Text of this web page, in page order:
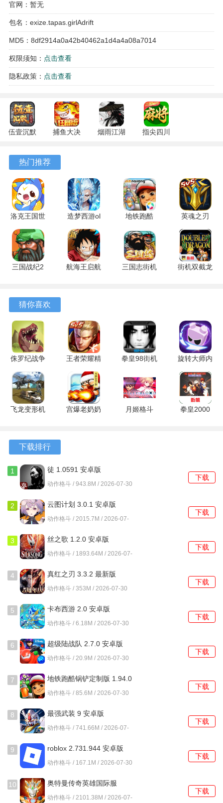
游戏特色
1、玩家可以通过钓鱼获得多种资源，甚至是一些稀有的道
具，帮助少女在海上生存下去。
到不同的海域和生态环境。
3、游戏的图鉴系统不仅能收录钓到的生物，还能解锁不同的
美少女角色和船只，提升游戏的多样性。
4、每个角色和船只都有独特的属性和技能，玩家可以根据自
己的需求进行选择，增加策略性。
游戏优势
1、独特的生存挑战
漂流少女在生存方面有着独特的设计，玩家不仅需要获取食
物，还要面对来自海洋的各种威胁，增加了游戏的紧张感与
挑战性。
2、丰富的角色与道具
游戏中玩家能够解锁多种不同的角色和道具，每个角色都有
其独特的能力，能够为游戏增添更多的策略选择。
3、动感的音乐与音效
浪声效，让整个冒险过程更加身临其境。
游戏的操作简单易上手，玩家可以轻松掌握钓鱼技巧，适合
游戏玩法
官网：暂无
包名：exize.tapas.girlAdrift
MD5：8df2914a0a42b40462a1d4a4a08a7014
权限须知： 点击查看
隐私政策： 点击查看
伍壹沉默
安卓版
捕鱼大决
122.7.291
烟雨江湖
指尖四川
热门推荐
洛克王国世
界
1.110.0.109
安卓版
造梦西游ol
九游版
16.6.2 最新
版
地铁跑酷
版
英魂之刃
3.5.7.0 安
卓版
三国战纪2
航海王启航
三国志街机
街机双截龙
猜你喜欢
侏罗纪战争
恐龙隆隆声
安卓版
王者荣耀精
简版
11.1.1.15
官方版
拳皇98街机
版
旋转大师内
置作弊菜单
版 1.0.2 安
卓版
飞龙变形机
宫爆老奶奶
月姬格斗
拳皇2000
下载排行
1 徒 1.0591 安卓版
动作格斗 / 943.8M / 2026-07-30
下载
2 云图计划 3.0.1 安卓版
动作格斗 / 2015.7M / 2026-07-
下载
3 丝之歌 1.2.0 安卓版
动作格斗 / 1893.64M / 2026-07-
下载
4 真红之刃 3.3.2 最新版
动作格斗 / 353M / 2026-07-30
下载
5 卡布西游 2.0 安卓版
动作格斗 / 6.18M / 2026-07-30
下载
6 超级陆战队 2.7.0 安卓版
动作格斗 / 20.9M / 2026-07-30
下载
7
地铁跑酷锅铲定制版 1.94.0
安卓版
动作格斗 / 85.6M / 2026-07-30
下载
8 最强武装 9 安卓版
动作格斗 / 741.66M / 2026-07-
下载
9 roblox 2.731.944 安卓版
动作格斗 / 167.1M / 2026-07-30
下载
10
奥特曼传奇英雄国际服
8.3.2
动作格斗 / 2101.38M / 2026-07-
下载